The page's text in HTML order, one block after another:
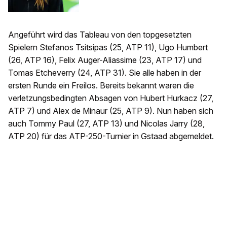
Angeführt wird das Tableau von den topgesetzten
Spielern Stefanos Tsitsipas (25, ATP 11), Ugo Humbert
(26, ATP 16), Felix Auger-Aliassime (23, ATP 17) und
Tomas Etcheverry (24, ATP 31). Sie alle haben in der
ersten Runde ein Freilos. Bereits bekannt waren die
verletzungsbedingten Absagen von Hubert Hurkacz (27,
ATP 7) und Alex de Minaur (25, ATP 9). Nun haben sich
auch Tommy Paul (27, ATP 13) und Nicolas Jarry (28,
ATP 20) für das ATP-250-Turnier in Gstaad abgemeldet.